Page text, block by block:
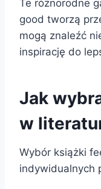
Te różnorodne
good tworzą
mogą znaleźć
inspirację do
Jak
w
Wybór książki
indywidualnych